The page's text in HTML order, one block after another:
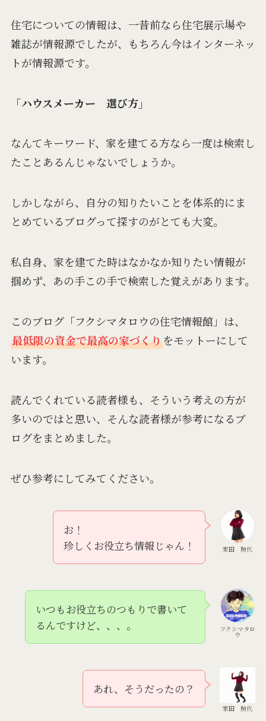
住宅についての情報は、一昔前なら住宅展示場や
雑誌が情報源でしたが、もちろん今はインターネッ
トが情報源です。
「ハウスメーカー 選び方」
なんてキーワード、家を建てる方なら一度は検索し
たことあるんじゃないでしょうか。
しかしながら、自分の知りたいことを体系的にま
とめているブログって探すのがとても大変。
私自身、家を建てた時はなかなか知りたい情報が
掴めず、あの手この手で検索した覚えがあります。
このブログ「フクシマタロウの住宅情報館」は、
最低限の資金で最高の家づくりをモットーにして
います。
読んでくれている読者様も、そういう考えの方が
多いのではと思い、そんな読者様が参考になるブ
ログをまとめました。
ぜひ参考にしてみてください。
家田 照代
お！
珍しくお役立ち情報じゃん！
フクシマタロ
ウ
いつもお役立ちのつもりで書いて
るんですけど、、、。
家田 照代
あれ、そうだったの？